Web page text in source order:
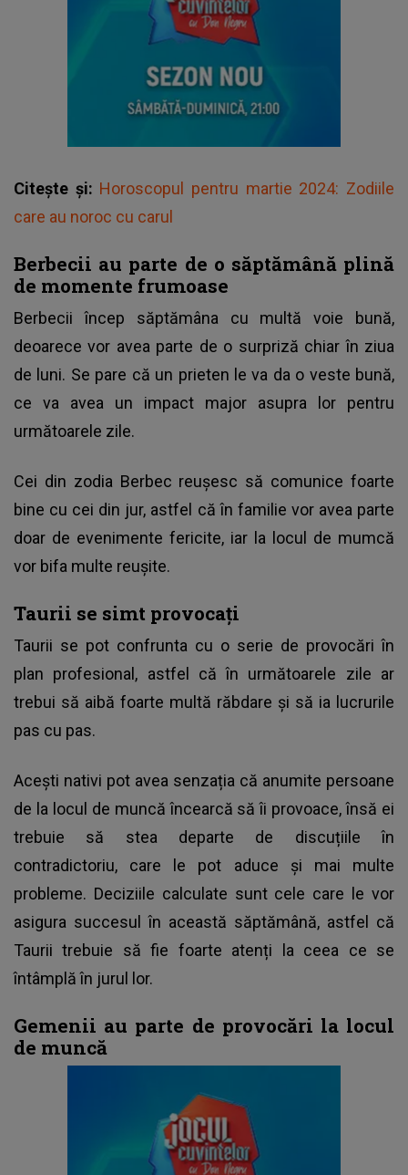
Citește și: Horoscopul pentru martie 2024: Zodiile
care au noroc cu carul
Berbecii au parte de o săptămână plină
de momente frumoase
Berbecii încep săptămâna cu multă voie bună,
deoarece vor avea parte de o surpriză chiar în ziua
de luni. Se pare că un prieten le va da o veste bună,
ce va avea un impact major asupra lor pentru
următoarele zile.
Cei din zodia Berbec reușesc să comunice foarte
bine cu cei din jur, astfel că în familie vor avea parte
doar de evenimente fericite, iar la locul de mumcă
vor bifa multe reușite.
Taurii se simt provocați
Taurii se pot confrunta cu o serie de provocări în
plan profesional, astfel că în următoarele zile ar
trebui să aibă foarte multă răbdare și să ia lucrurile
pas cu pas.
Acești nativi pot avea senzația că anumite persoane
de la locul de muncă încearcă să îi provoace, însă ei
trebuie să stea departe de discuțiile în
contradictoriu, care le pot aduce și mai multe
probleme. Deciziile calculate sunt cele care le vor
asigura succesul în această săptămână, astfel că
Taurii trebuie să fie foarte atenți la ceea ce se
întâmplă în jurul lor.
Gemenii au parte de provocări la locul
de muncă